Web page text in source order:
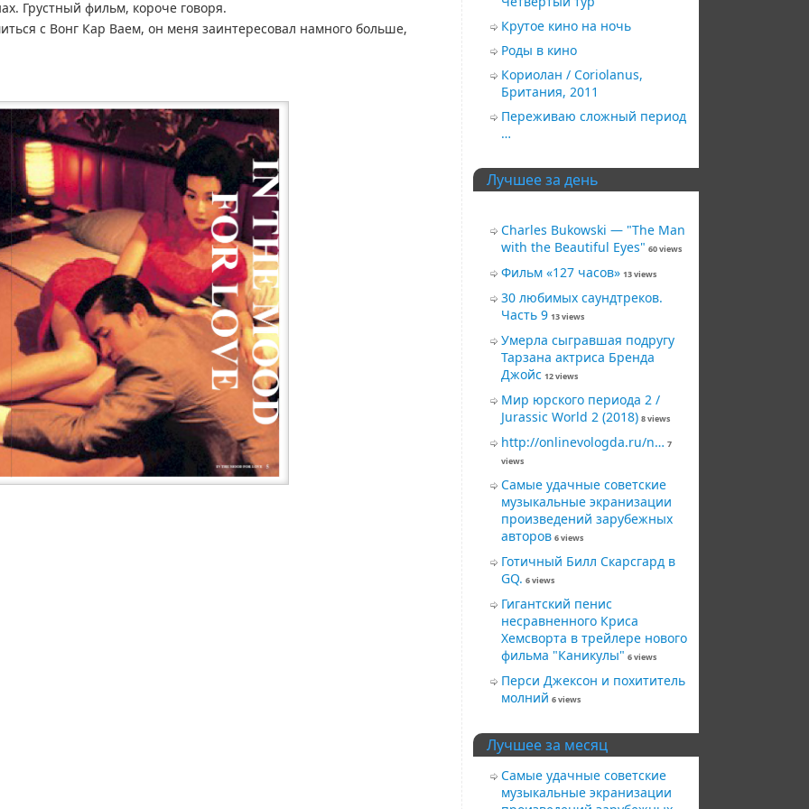
Грустный фильм, короче говоря.
с Вонг Кар Ваем, он меня заинтересовал намного больше,
Крутое кино на ночь
Роды в кино
Кориолан / Coriolanus,
Британия, 2011
Переживаю сложный период
…
Лучшее за день
Charles Bukowski — "The Man
with the Beautiful Eyes" 60 views
Фильм «127 часов» 13 views
30 любимых саундтреков.
Часть 9 13 views
Умерла сыгравшая подругу
Тарзана актриса Бренда
Джойс 12 views
Мир юрского периода 2 /
Jurassic World 2 (2018) 8 views
http://onlinevologda.ru/n… 7
views
Самые удачные советские
музыкальные экранизации
произведений зарубежных
авторов 6 views
Готичный Билл Скарсгард в
GQ. 6 views
Гигантский пeниc
несравненного Криса
Хемсворта в трейлере нового
фильма "Каникулы" 6 views
Перси Джексон и похититель
молний 6 views
Лучшее за месяц
Самые удачные советские
музыкальные экранизации